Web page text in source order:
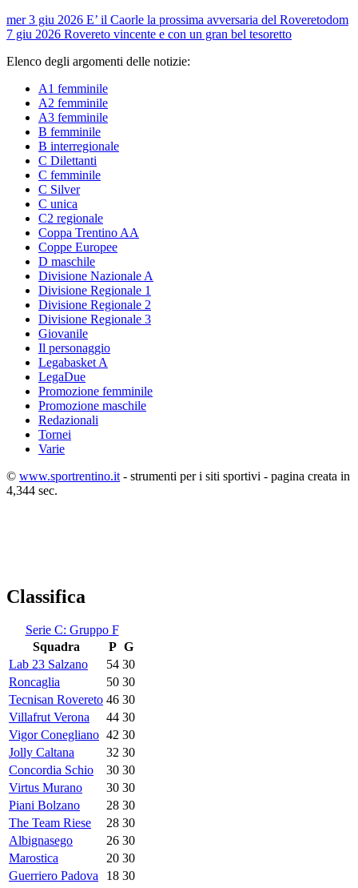
mer 3 giu 2026 E’ il Caorle la prossima avversaria del Roveretodom
7 giu 2026 Rovereto vincente e con un gran bel tesoretto
Elenco degli argomenti delle notizie:
A1 femminile
A2 femminile
A3 femminile
B femminile
B interregionale
C Dilettanti
C femminile
C Silver
C unica
C2 regionale
Coppa Trentino AA
Coppe Europee
D maschile
Divisione Nazionale A
Divisione Regionale 1
Divisione Regionale 2
Divisione Regionale 3
Giovanile
Il personaggio
Legabasket A
LegaDue
Promozione femminile
Promozione maschile
Redazionali
Tornei
Varie
© www.sportrentino.it - strumenti per i siti sportivi - pagina creata in
4,344 sec.
Classifica
Serie C: Gruppo F
Squadra
P G
Lab 23 Salzano
54 30
Roncaglia
50 30
Tecnisan Rovereto 46 30
Villafrut Verona
44 30
Vigor Conegliano 42 30
Jolly Caltana
32 30
Concordia Schio
30 30
Virtus Murano
30 30
Piani Bolzano
28 30
The Team Riese
28 30
Albignasego
26 30
Marostica
20 30
Guerriero Padova
18 30